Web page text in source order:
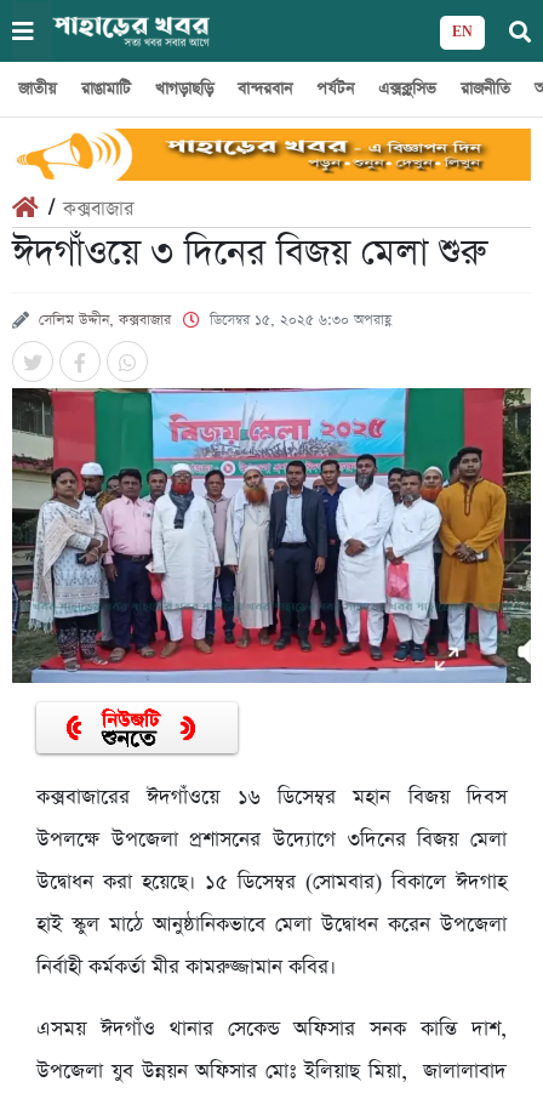
EN
জাতীয় রাঙামাটি খাগড়াছড়ি বান্দরবান পর্যটন এক্সক্লুসিভ রাজনীতি
/কক্সবাজার
ঈদগাঁওয়ে ৩ দিনের বিজয় মেলা শুরু
সেলিম উদ্দীন, কক্সবাজার ডিসেম্বর ১৫, ২০২৫ ৬:৩০ অপরাহ্ণ
কক্সবাজারের ঈদগাঁওয়ে ১৬ ডিসেম্বর মহান বিজয় দিবস
উপলক্ষে উপজেলা প্রশাসনের উদ্যোগে ৩দিনের বিজয় মেলা
উদ্বোধন করা হয়েছে। ১৫ ডিসেম্বর (সোমবার) বিকালে ঈদগাহ
হাই স্কুল মাঠে আনুষ্ঠানিকভাবে মেলা উদ্বোধন করেন উপজেলা
নির্বাহী কর্মকর্তা মীর কামরুজ্জামান কবির।
এসময় ঈদগাঁও থানার সেকেন্ড অফিসার সনক কান্তি দাশ,
উপজেলা যুব উন্নয়ন অফিসার মোঃ ইলিয়াছ মিয়া, জালালাবাদ